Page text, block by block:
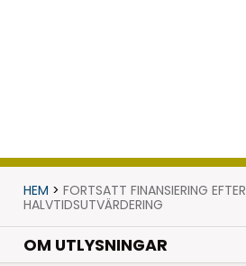
HEM > FORTSATT FINANSIERING EFTER
HALVTIDSUTVÄRDERING
OM UTLYSNINGAR